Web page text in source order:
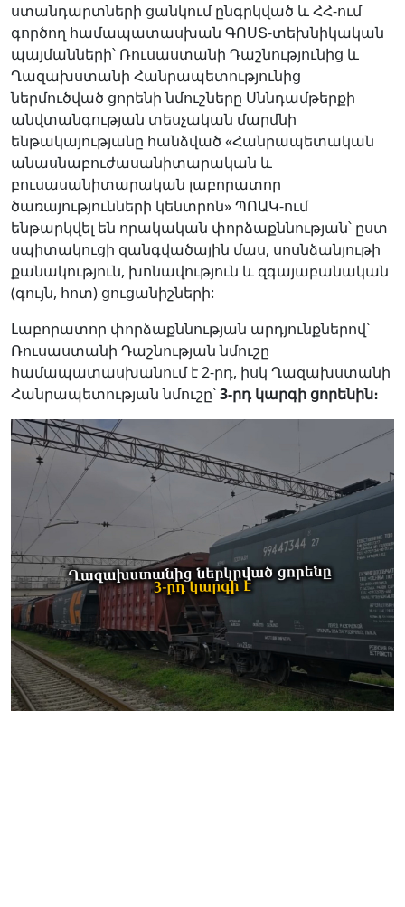
ստանդարտների ցանկում ընգրկված և ՀՀ-ում
գործող համապատասխան ԳՈՍՏ-տեխնիկական
պայմանների՝ Ռուսաստանի Դաշնությունից և
Ղազախստանի Հանրապետությունից
ներմուծված ցորենի նմուշները Սննդամթերքի
անվտանգության տեսչական մարմնի
ենթակայությանը հանձված «Հանրապետական
անասնաբուժասանիտարական և
բուսասանիտարական լաբորատոր
ծառայությունների կենտրոն» ՊՈԱԿ-ում
ենթարկվել են որակական փորձաքննության՝ ըստ
սպիտակուցի զանգվածային մաս, սոսնձանյութի
քանակություն, խոնավություն և զգայաբանական
(գույն, հոտ) ցուցանիշների:
Lաբորատոր փորձաքննության արդյունքներով՝
Ռուսաստանի Դաշնության նմուշը
համապատասխանում է 2-րդ, իսկ Ղազախստանի
Հանրապետության նմուշը՝3-րդ կարգի ցորենին։